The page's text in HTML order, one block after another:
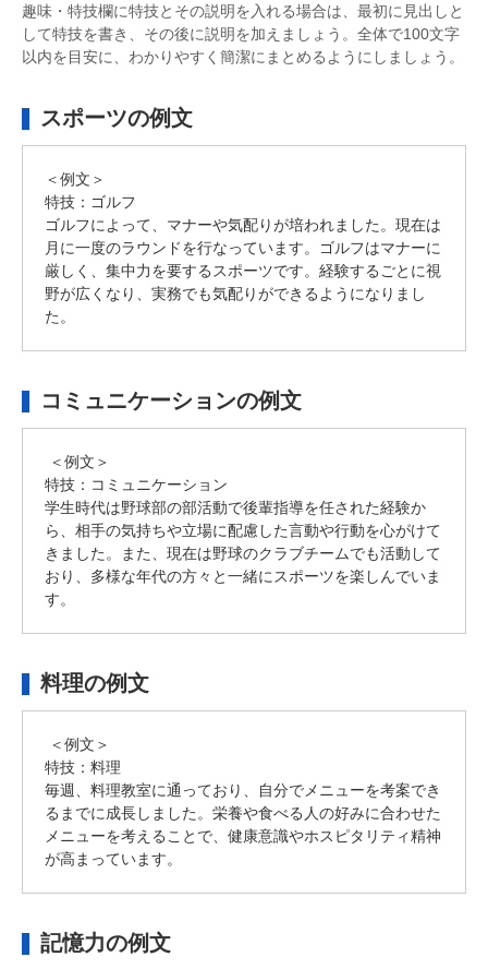
趣味・特技欄に特技とその説明を入れる場合は、最初に見出しと
して特技を書き、その後に説明を加えましょう。全体で100文字
以内を目安に、わかりやすく簡潔にまとめるようにしましょう。
スポーツの例文
＜例文＞
特技：ゴルフ
ゴルフによって、マナーや気配りが培われました。現在は
月に一度のラウンドを行なっています。ゴルフはマナーに
厳しく、集中力を要するスポーツです。経験するごとに視
野が広くなり、実務でも気配りができるようになりまし
た。
コミュニケーションの例文
＜例文＞
特技：コミュニケーション
学生時代は野球部の部活動で後輩指導を任された経験か
ら、相手の気持ちや立場に配慮した言動や行動を心がけて
きました。また、現在は野球のクラブチームでも活動して
おり、多様な年代の方々と一緒にスポーツを楽しんでいま
す。
料理の例文
＜例文＞
特技：料理
毎週、料理教室に通っており、自分でメニューを考案でき
るまでに成長しました。栄養や食べる人の好みに合わせた
メニューを考えることで、健康意識やホスピタリティ精神
が高まっています。
記憶力の例文